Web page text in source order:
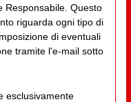
Responsabile. Questo
riguarda ogni tipo di
di eventuali
tramite l'e-mail sotto
esclusivamente